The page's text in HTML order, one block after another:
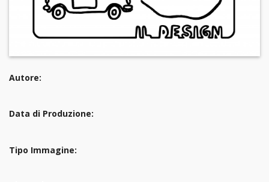
Autore:
Data di Produzione:
Tipo Immagine: